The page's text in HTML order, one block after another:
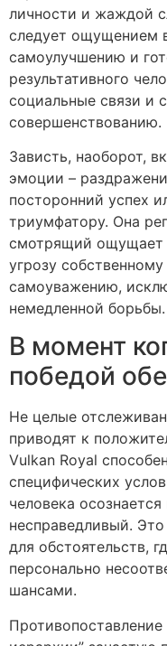
личности и жаждой
следует ощущением
самоулучшению и
результативного
социальные связи и
совершенствованию.
Зависть, наоборот,
эмоции –
посторонний успех
триумфатору. Она
смотрящий ощущает
угрозу
самоуважению,
немедленной борьбы.
В момент
победой
Не целые
приводят к
Vulkan Royal
специфических
человека
несправедливый.
для обстоятельств,
персонально
шансами.